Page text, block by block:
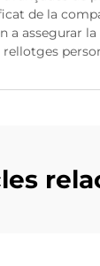
de la
a assegurar
rellotges